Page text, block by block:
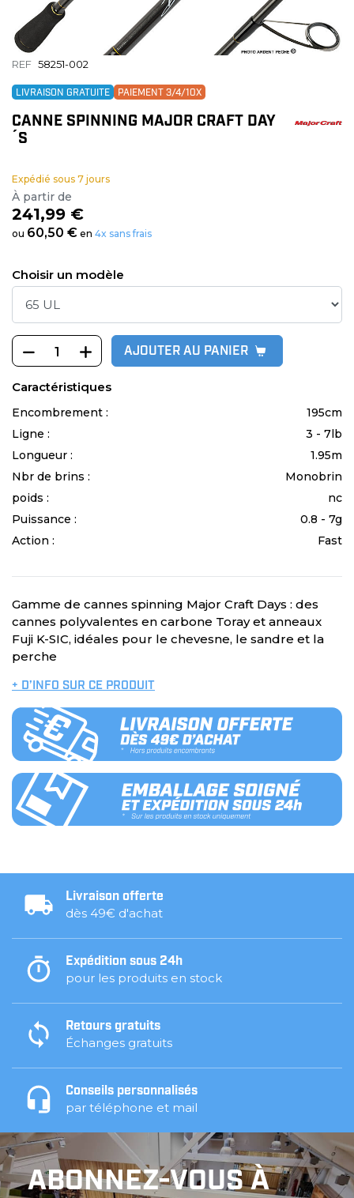
REF 58251-002
LIVRAISON GRATUITE PAIEMENT 3/4/10X
CANNE SPINNING MAJOR CRAFT DAY
´S
Expédié sous 7 jours
À partir de
241,99 €
ou 60,50 € en 4x sans frais
Choisir un modèle
AJOUTER AU PANIER
Caractéristiques
Encombrement :
195cm
Ligne :
3 - 7lb
Longueur :
1.95m
Nbr de brins :
Monobrin
poids :
nc
Puissance :
0.8 - 7g
Action :
Fast
Gamme de cannes spinning Major Craft Days : des
cannes polyvalentes en carbone Toray et anneaux
Fuji K-SIC, idéales pour le chevesne, le sandre et la
perche
+ D’INFO SUR CE PRODUIT
Livraison offerte
dès 49€ d'achat
Expédition sous 24h
pour les produits en stock
Retours gratuits
Échanges gratuits
Conseils personnalisés
par téléphone et mail
ABONNEZ-VOUS À